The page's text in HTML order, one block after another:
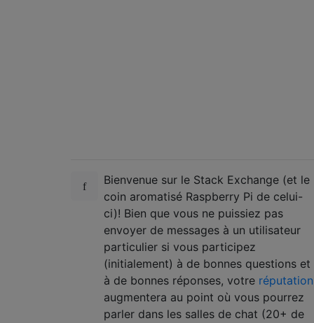
Bienvenue sur le Stack Exchange (et le
coin aromatisé Raspberry Pi de celui-
ci)! Bien que vous ne puissiez pas
envoyer de messages à un utilisateur
particulier si vous participez
(initialement) à de bonnes questions et
à de bonnes réponses, votre réputation
augmentera au point où vous pourrez
parler dans les salles de chat (20+ de